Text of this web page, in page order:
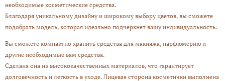
необходимые косметические средства.
Благодаря уникальному дизайну и широкому выбору цветов, вы сможете
подобрать модель, которая идеально подчеркнет вашу индивидуальность.
Вы сможете компактно хранить средства для макияжа, парфюмерию и
другие необходимые вам средства.
Сделана она из высококачественных материалов, что гарантирует
долговечность и легкость в уходе. Лицевая сторона косметички выполнена